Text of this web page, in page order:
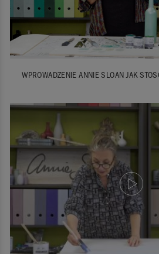
WPROWADZENIE ANNIE SLOAN JAK